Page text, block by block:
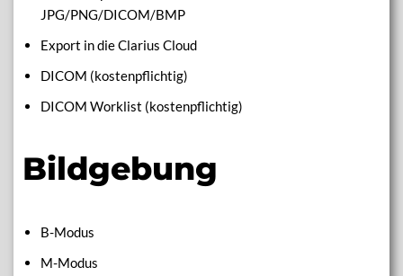
JPG/PNG/DICOM/BMP
Export in die Clarius Cloud
DICOM (kostenpflichtig)
DICOM Worklist (kostenpflichtig)
Bildgebung
B-Modus
M-Modus